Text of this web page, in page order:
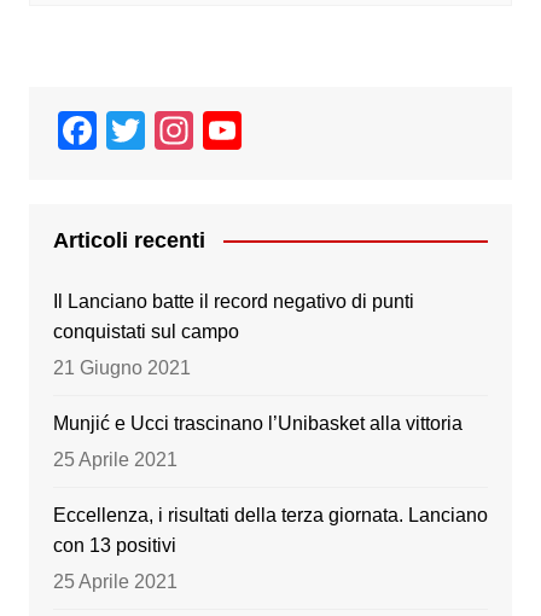
F
e
b
o
o
T
er
In
gr
a
m
T
Articoli recenti
Il Lanciano batte il record negativo di punti
conquistati sul campo
21 Giugno 2021
Munjić e Ucci trascinano l’Unibasket alla vittoria
25 Aprile 2021
Eccellenza, i risultati della terza giornata. Lanciano
con 13 positivi
25 Aprile 2021